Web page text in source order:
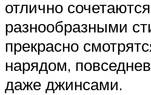
отлично
разнообразными
прекрасно
нарядом,
даже джинсами.